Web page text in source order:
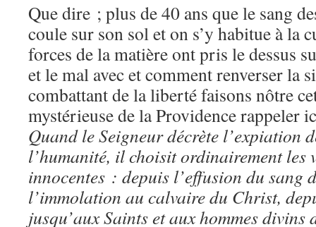
Que dire ; plus de 40 ans que le sang
coule sur son sol et on s’y habitue à la
forces de la matière ont pris le dessus
et le mal avec et comment renverser la
combattant de la liberté faisons nôtre
mystérieuse de la Providence rappeler
Quand le Seigneur décrète l’expiation
l’humanité, il choisit ordinairement les
innocentes : depuis l’effusion du sang
l’immolation au calvaire du Christ,
jusqu’aux Saints et aux hommes divins